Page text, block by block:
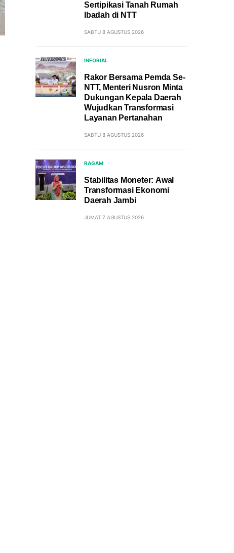
Sertipikasi Tanah Rumah
Ibadah di NTT
SABTU 8 AGUSTUS 2026
INFORIAL
Rakor Bersama Pemda Se-
NTT, Menteri Nusron Minta
Dukungan Kepala Daerah
Wujudkan Transformasi
Layanan Pertanahan
SABTU 8 AGUSTUS 2026
RAGAM
Stabilitas Moneter: Awal
Transformasi Ekonomi
Daerah Jambi
JUMAT 7 AGUSTUS 2026